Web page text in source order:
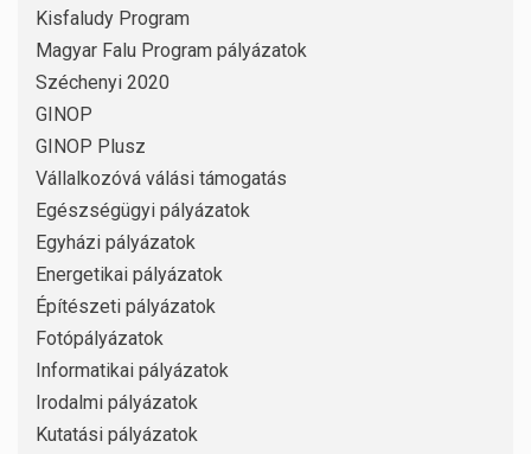
Kisfaludy Program
Magyar Falu Program pályázatok
Széchenyi 2020
GINOP
GINOP Plusz
Vállalkozóvá válási támogatás
Egészségügyi pályázatok
Egyházi pályázatok
Energetikai pályázatok
Építészeti pályázatok
Fotópályázatok
Informatikai pályázatok
Irodalmi pályázatok
Kutatási pályázatok